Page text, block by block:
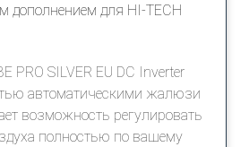
дополнением для HI-TECH
PRO SILVER EU DC Inverter
автоматическими жалюзи
возможность регулировать
полностью по вашему